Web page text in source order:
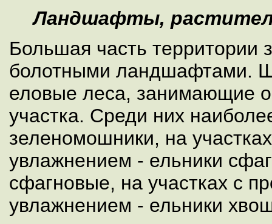
Ландшафты,
Большая часть территории
болотными ландшафтами.
еловые леса, занимающие
участка. Среди них
зеленомошники, на
увлажнением - ельники
сфагновые, на участках с
увлажнением - ельники